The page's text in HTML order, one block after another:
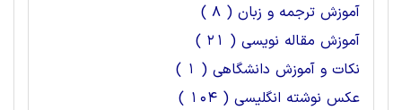
آموزش ترجمه و زبان ( 8 )
آموزش مقاله نویسی ( 21 )
نکات و آموزش دانشگاهی ( 1 )
عکس نوشته انگلیسی ( 104 )